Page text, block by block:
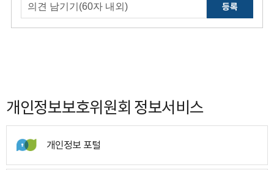
등록
개인정보보호위원회 정보서비스
개인정보 포털